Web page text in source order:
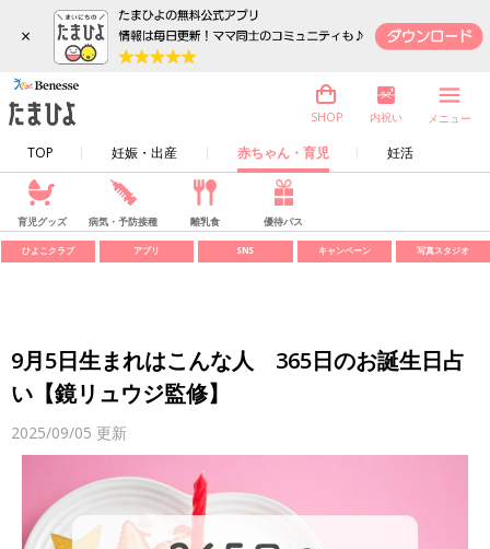
×
TOP 妊娠・出産 赤ちゃん・育児 妊活
SHOP 内祝い メニュー
育児グッズ 病気・予防接種 離乳食 優待パス
ひよこクラブ アプリ SNS キャンペーン 写真スタジオ
9月5日生まれはこんな人 365日のお誕生日占
い【鏡リュウジ監修】
2025/09/05 更新